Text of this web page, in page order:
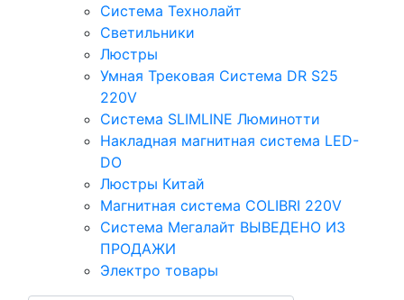
Система Технолайт
Светильники
Люстры
Умная Трековая Система DR S25
220V
Система SLIMLINE Люминотти
Накладная магнитная система LED-
DO
Люстры Китай
Магнитная система COLIBRI 220V
Система Мегалайт ВЫВЕДЕНО ИЗ
ПРОДАЖИ
Электро товары